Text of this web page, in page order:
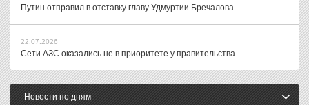
Путин отправил в отставку главу Удмуртии Бречалова
22.07.2026
Сети АЗС оказались не в приоритете у правительства
Новости по дням